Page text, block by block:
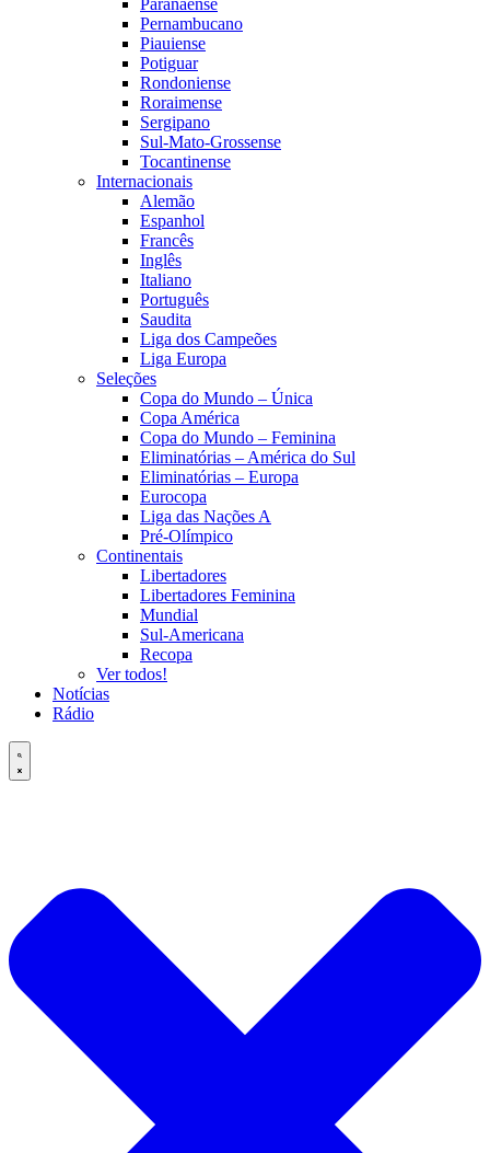
Pernambucano
Piauiense
Potiguar
Rondoniense
Roraimense
Sergipano
Sul-Mato-Grossense
Tocantinense
Internacionais
Alemão
Espanhol
Francês
Inglês
Italiano
Português
Saudita
Liga dos Campeões
Liga Europa
Seleções
Copa do Mundo – Única
Copa América
Copa do Mundo – Feminina
Eliminatórias – América do Sul
Eliminatórias – Europa
Eurocopa
Liga das Nações A
Pré-Olímpico
Continentais
Libertadores
Libertadores Feminina
Mundial
Sul-Americana
Recopa
Ver todos!
Notícias
Rádio